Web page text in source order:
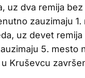
uz dva remija
zauzimaju 1.
uz devet remija
5. mesto
Kruševcu